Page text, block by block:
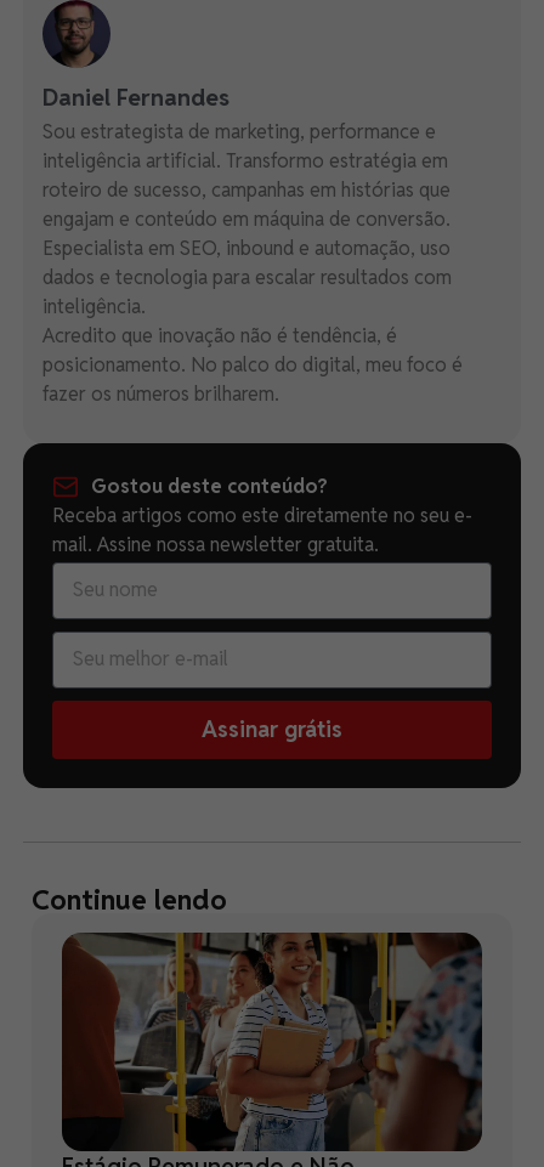
Daniel Fernandes
Sou estrategista de marketing, performance e
inteligência artificial. Transformo estratégia em
roteiro de sucesso, campanhas em histórias que
engajam e conteúdo em máquina de conversão.
Especialista em SEO, inbound e automação, uso
dados e tecnologia para escalar resultados com
inteligência.
Acredito que inovação não é tendência, é
posicionamento. No palco do digital, meu foco é
fazer os números brilharem.
Gostou deste conteúdo?
Receba artigos como este diretamente no seu e-
mail. Assine nossa newsletter gratuita.
Assinar grátis
Continue lendo